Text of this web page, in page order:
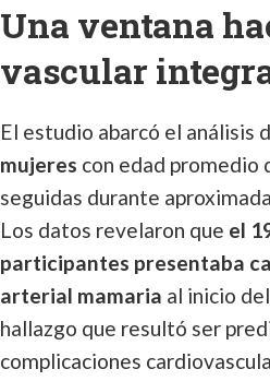
Una ventana
vascular
El estudio abarcó el análisis
mujeres con edad promedio
seguidas durante
Los datos revelaron que el
participantes presentaba
arterial mamaria al inicio
hallazgo que resultó ser
complicaciones